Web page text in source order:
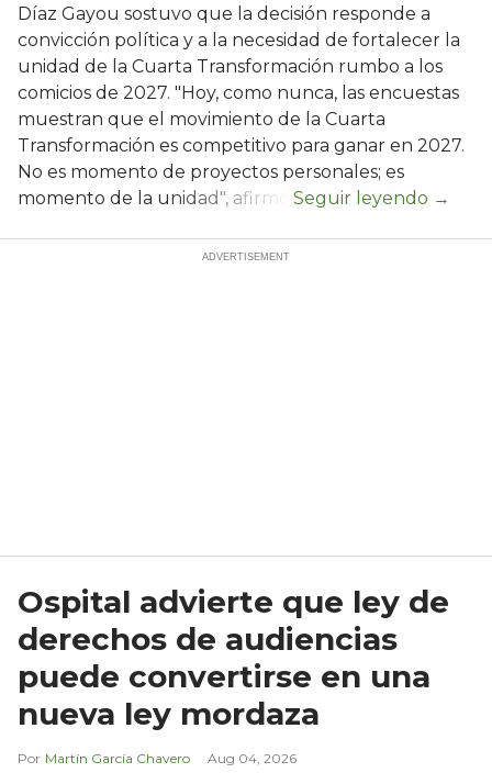
Díaz Gayou sostuvo que la decisión responde a
convicción política y a la necesidad de fortalecer la
unidad de la Cuarta Transformación rumbo a los
comicios de 2027. "Hoy, como nunca, las encuestas
muestran que el movimiento de la Cuarta
Transformación es competitivo para ganar en 2027.
No es momento de proyectos personales; es
momento de la unidad", afirmó.
Ospital advierte que ley de
derechos de audiencias
puede convertirse en una
nueva ley mordaza
Martín García Chavero Aug 04, 2026